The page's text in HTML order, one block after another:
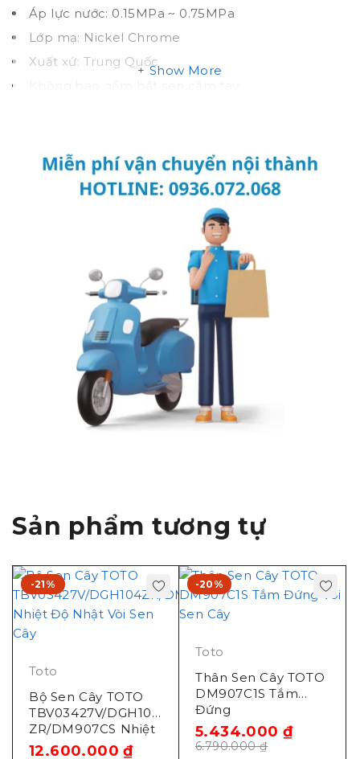
Áp lực nước: 0.15MPa ~ 0.75MPa
Lớp mạ: Nickel Chrome
Xuất xứ: Trung Quốc
Tính năng sen tắm nhiệt
độ TBW 01402BTOTO
Lớp mạ bền vững với thời gian
Thân van bằng đồng thau
Bản vẽ vòi hoa sen tắm
TOTO TBW01402 B
Show More
Sản phẩm tương tự
-21%
Toto
Bộ Sen Cây TOTO
TBV03427V/DGH104
ZR/DM907CS Nhiệt
Độ Nhật
12.600.000₫
-20%
Toto
Thân Sen Cây TOTO
DM907C1S Tắm
Đứng
6.790.000₫
5.434.000₫